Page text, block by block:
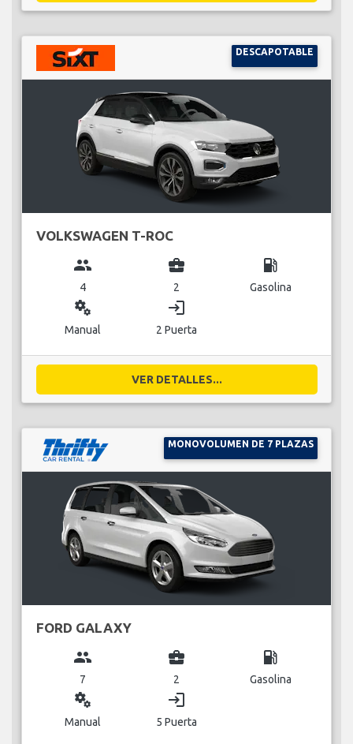
DESCAPOTABLE
VOLKSWAGEN T-ROC
group
4
business_center
2
local_gas_station
Gasolina
miscellaneous_services
Manual
login
2 Puerta
VER DETALLES...
MONOVOLUMEN DE 7 PLAZAS
FORD GALAXY
group
7
business_center
2
local_gas_station
Gasolina
miscellaneous_services
Manual
login
5 Puerta